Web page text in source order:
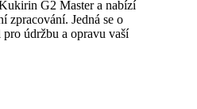
G2 Master a nabízí
zpracování. Jedná se o
údržbu a opravu vaší